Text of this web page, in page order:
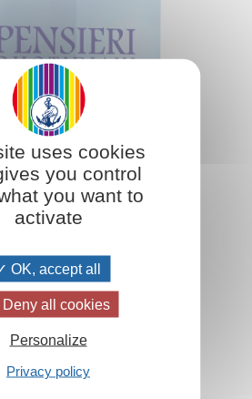
al carrello
uses cookies
you control
you want to
activate
OK, accept all
Deny all cookies
Personalize
Privacy policy